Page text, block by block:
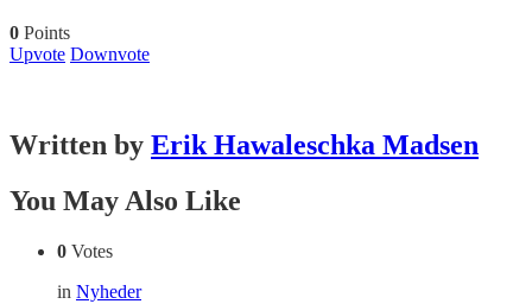
0 Points
Upvote Downvote
Written by Erik Hawaleschka Madsen
You May Also Like
0 Votes
in Nyheder